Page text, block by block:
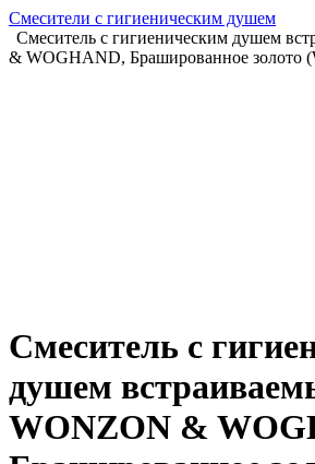
Смесители с гигиеническим душем
Смеситель с гигиеническим душем
& WOGHAND, Брашированное золото
Смеситель с
душем
WONZON &